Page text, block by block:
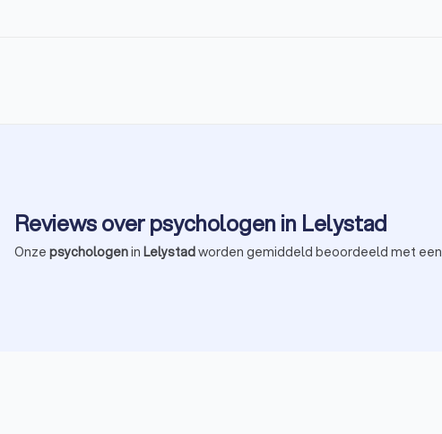
Reviews over psychologen in Lelystad
Onze psychologenin Lelystadworden gemiddeld beoordeeld met een